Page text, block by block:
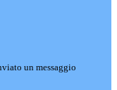
un messaggio